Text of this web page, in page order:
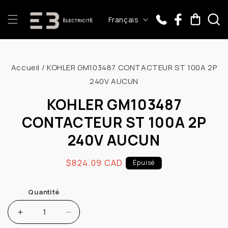
passer
au
contenu
u
e
Français Panier
informations
produits
Accueil / KOHLER GM103487 CONTACTEUR ST 100A 2P
240V AUCUN
KOHLER GM103487
CONTACTEUR ST 100A 2P
240V AUCUN
Prix
$824.09 CAD Épuisé
Quantité
Augmenter
Réduire